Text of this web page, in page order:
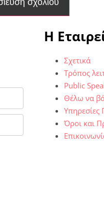
H
Σχετικά
Τρόπος
Public
Θέλω να
Υπηρεσίες
Όροι και